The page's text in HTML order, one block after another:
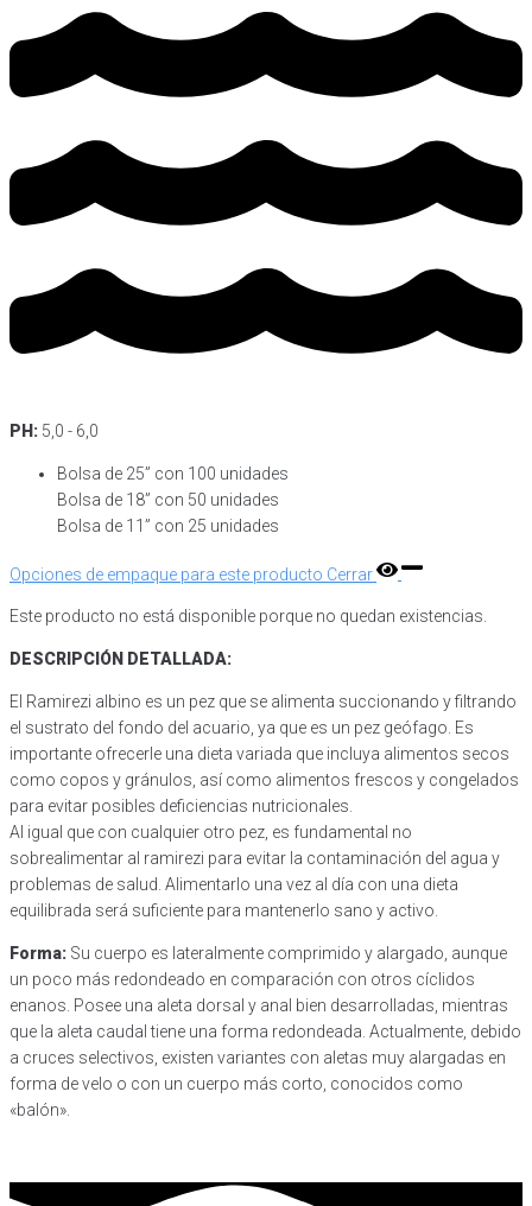
PH: 5,0 - 6,0
Bolsa de 25” con 100 unidades
Bolsa de 18” con 50 unidades
Bolsa de 11” con 25 unidades
Opciones de empaque para este producto Cerrar
Este producto no está disponible porque no quedan existencias.
DESCRIPCIÓN DETALLADA:
El Ramirezi albino es un pez que se alimenta succionando y filtrando
el sustrato del fondo del acuario, ya que es un pez geófago. Es
importante ofrecerle una dieta variada que incluya alimentos secos
como copos y gránulos, así como alimentos frescos y congelados
para evitar posibles deficiencias nutricionales.
Al igual que con cualquier otro pez, es fundamental no
sobrealimentar al ramirezi para evitar la contaminación del agua y
problemas de salud. Alimentarlo una vez al día con una dieta
equilibrada será suficiente para mantenerlo sano y activo.
Forma: Su cuerpo es lateralmente comprimido y alargado, aunque
un poco más redondeado en comparación con otros cíclidos
enanos. Posee una aleta dorsal y anal bien desarrolladas, mientras
que la aleta caudal tiene una forma redondeada. Actualmente, debido
a cruces selectivos, existen variantes con aletas muy alargadas en
forma de velo o con un cuerpo más corto, conocidos como
«balón».